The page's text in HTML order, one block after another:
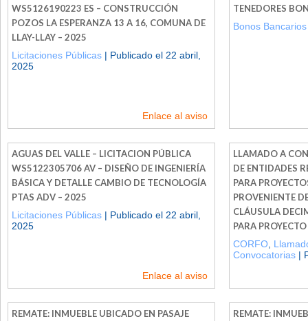
WS5126190223 ES – CONSTRUCCIÓN
POZOS LA ESPERANZA 13 A 16, COMUNA DE
LLAY-LLAY – 2025
Licitaciones Públicas | Publicado el 22 abril,
2025
Enlace al aviso
TENEDORES
Bonos Bancarios
AGUAS DEL VALLE – LICITACION PÚBLICA
WS5122305706 AV – DISEÑO DE INGENIERÍA
BÁSICA Y DETALLE CAMBIO DE TECNOLOGÍA
PTAS ADV – 2025
Licitaciones Públicas | Publicado el 22 abril,
2025
Enlace al aviso
LLAMADO A
DE ENTIDADES
PARA
PROVENIENTE
CLÁUSULA
PARA
CORFO
Convocatorias |
REMATE: INMUEBLE UBICADO EN PASAJE
REMATE: